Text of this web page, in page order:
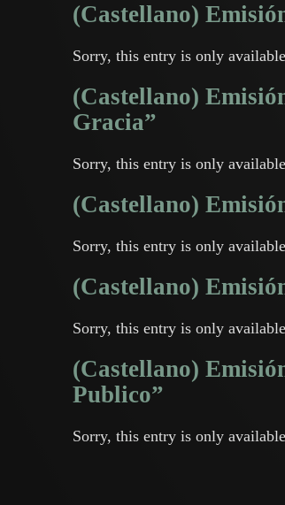
(Castellano)
Sorry, this entry is only
(Castellano)
Gracia”
Sorry, this entry is only
(Castellano)
Sorry, this entry is only
(Castellano)
Sorry, this entry is only
(Castellano)
Publico”
Sorry, this entry is only